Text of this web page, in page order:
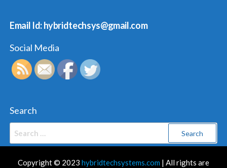
Email Id: hybridtechsys@gmail.com
Social Media
Search
Copyright © 2023 hybridtechsystems.com | All rights are